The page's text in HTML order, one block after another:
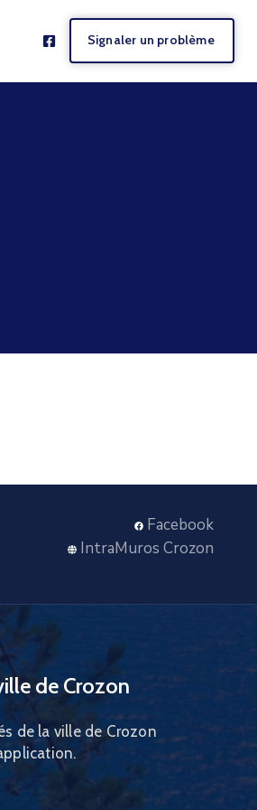
Signaler un problème
Facebook
IntraMuros Crozon
de Crozon
de la ville de Crozon